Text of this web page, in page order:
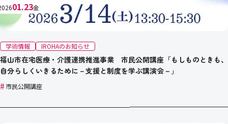
01.23金
学術情報 IROHAのお知らせ
福山市在宅医療・介護連携推進事業 市民公開講座「もしものときも、
自分らしくいきるために－支援と制度を学ぶ講演会－」
# 市民公開講座